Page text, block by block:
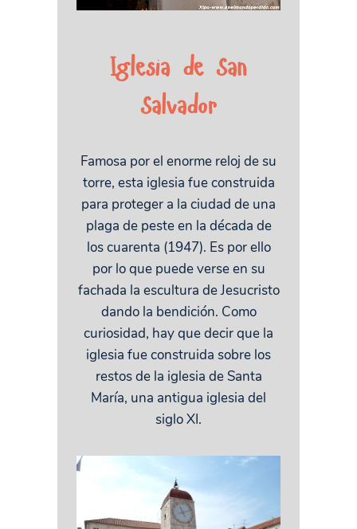
Iglesia de San
Salvador
Famosa por el enorme reloj de su
torre, esta iglesia fue construida
para proteger a la ciudad de una
plaga de peste en la década de
los cuarenta (1947). Es por ello
por lo que puede verse en su
fachada la escultura de Jesucristo
dando la bendición. Como
curiosidad, hay que decir que la
iglesia fue construida sobre los
restos de la iglesia de Santa
María, una antigua iglesia del
siglo XI.